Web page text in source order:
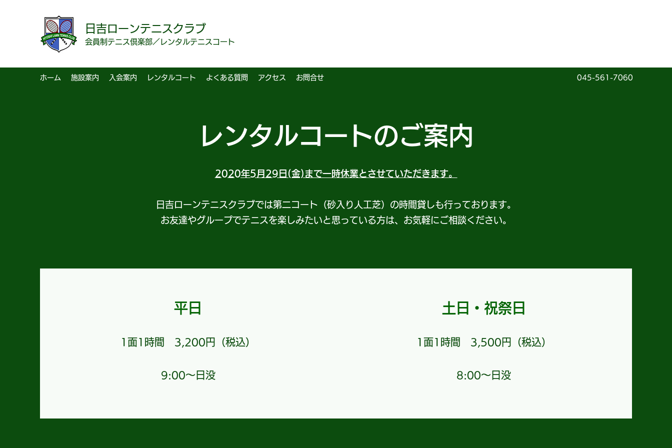
日吉ローンテニスクラブ
会員制テニス倶楽部／レンタルテニスコート
ホーム 施設案内 入会案内 レンタルコート よくある質問 アクセス お問合せ 045-561-7060
レンタルコートのご案内
2020年5月29日(金)まで一時休業とさせていただきます。
日吉ローンテニスクラブでは第二コート（砂入り人工芝）の時間貸しも行っております。
お友達やグループでテニスを楽しみたいと思っている方は、お気軽にご相談ください。
平日
1面1時間 3,200円（税込）
9:00～日没
土日・祝祭日
1面1時間 3,500円（税込）
8:00～日没